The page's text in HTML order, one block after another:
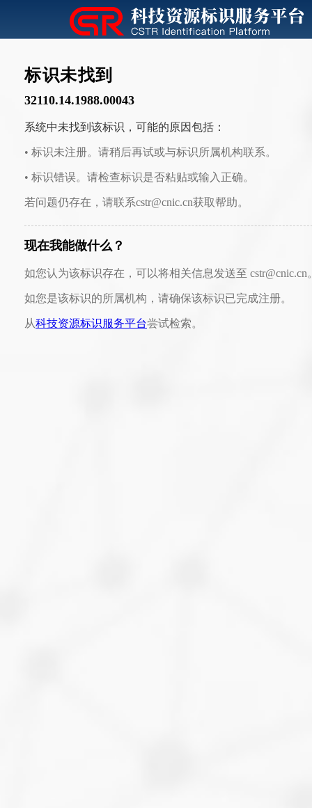
标识未找到
32110.14.1988.00043
系统中未找到该标识，可能的原因包括：
• 标识未注册。请稍后再试或与标识所属机构联系。
• 标识错误。请检查标识是否粘贴或输入正确。
若问题仍存在，请联系cstr@cnic.cn获取帮助。
现在我能做什么？
如您认为该标识存在，可以将相关信息发送至 cstr@cnic.cn
如您是该标识的所属机构，请确保该标识已完成注册。
从科技资源标识服务平台尝试检索。